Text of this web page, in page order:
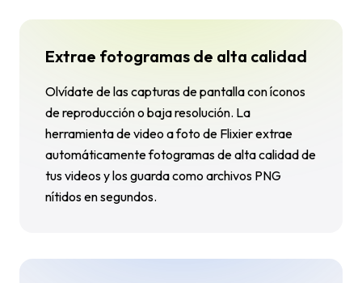
Extrae fotogramas de alta calidad
Olvídate de las capturas de pantalla con íconos
de reproducción o baja resolución. La
herramienta de video a foto de Flixier extrae
automáticamente fotogramas de alta calidad de
tus videos y los guarda como archivos PNG
nítidos en segundos.